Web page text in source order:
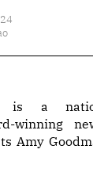
is a
winning
Amy